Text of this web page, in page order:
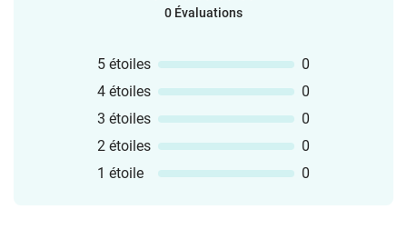
0 Évaluations
5 étoiles
0
4 étoiles
0
3 étoiles
0
2 étoiles
0
1 étoile
0